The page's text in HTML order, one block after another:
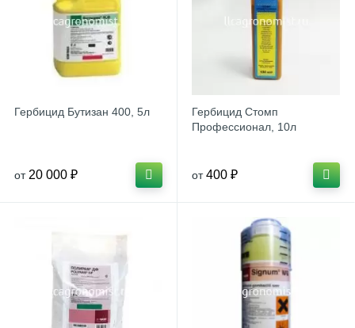
Гербицид Бутизан 400, 5л
от 20 000 ₽
Гербицид Стомп
Профессионал, 10л
от 400 ₽